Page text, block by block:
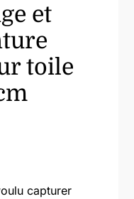
et
toile
capturer